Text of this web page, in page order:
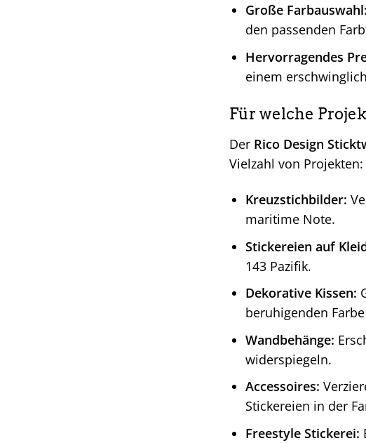
Große Farbauswahl:
den passenden
Hervorragendes
einem
Für welche
Der Rico Design
Vielzahl von Projekten:
Kreuzstichbilder:
maritime Note.
Stickereien auf
143 Pazifik.
Dekorative Kissen:
beruhigenden
Wandbehänge:
widerspiegeln.
Accessoires:
Stickereien in der
Freestyle Stickerei: